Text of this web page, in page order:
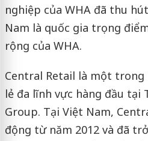
nghiệp của WHA đã thu
Nam là quốc gia trọng
rộng của WHA.
Central Retail là một
lẻ đa lĩnh vực hàng đầu tại
Group. Tại Việt Nam,
động từ năm 2012 và đã